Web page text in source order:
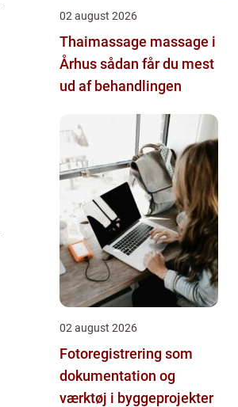
02 august 2026
Thaimassage massage i
Århus sådan får du mest
ud af behandlingen
02 august 2026
Fotoregistrering som
dokumentation og
værktøj i byggeprojekter